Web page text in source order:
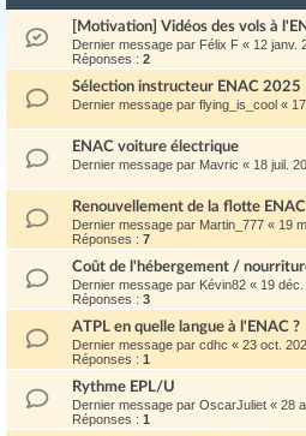
[Motivation] Vidéos des vols à
Dernier message par Félix F « 12 janv.
Réponses : 2
Sélection instructeur ENAC 2025
Dernier message par flying_is_cool «
ENAC voiture électrique
Dernier message par Mavric « 18 juil.
Renouvellement de la flotte ENAC
Dernier message par Martin_777 « 19
Réponses : 7
Coût de l'hébergement /
Dernier message par Kévin82 « 19
Réponses : 3
ATPL en quelle langue à l'ENAC ?
Dernier message par cdhc « 23 oct.
Réponses : 1
Rythme EPL/U
Dernier message par OscarJuliet « 28
Réponses : 1